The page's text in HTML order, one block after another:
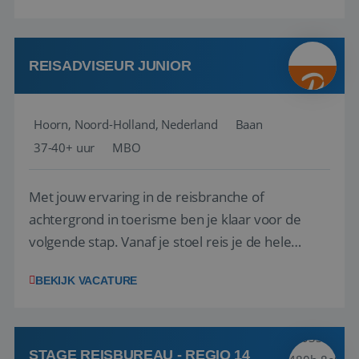
werken: of het nu gaat om vragen ...
REISADVISEUR JUNIOR
Hoorn, Noord-Holland, Nederland
Baan
37-40+ uur
MBO
Met jouw ervaring in de reisbranche of
achtergrond in toerisme ben je klaar voor de
volgende stap. Vanaf je stoel reis je de hele
wensen van je team, je klant en wat er in de
klanten te overtuigen om die droomreis te
boeken! ...
BEKIJK VACATURE
STAGE REISBUREAU - REGIO 14